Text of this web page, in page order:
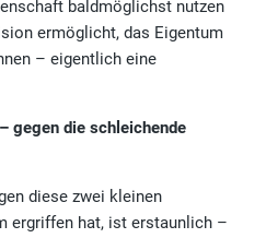
baldmöglichst nutzen
ermöglicht, das Eigentum
– eigentlich eine
gegen die schleichende
diese zwei kleinen
ergriffen hat, ist erstaunlich –